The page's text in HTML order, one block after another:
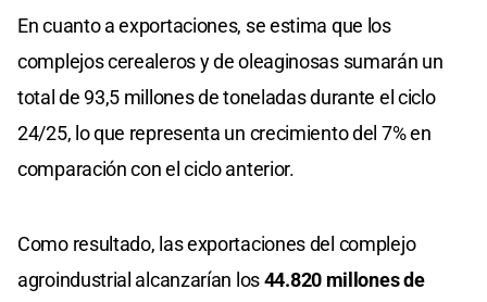
En cuanto a exportaciones, se estima que los
complejos cerealeros y de oleaginosas sumarán un
total de 93,5 millones de toneladas durante el ciclo
24/25, lo que representa un crecimiento del 7% en
comparación con el ciclo anterior.
Como resultado, las exportaciones del complejo
agroindustrial alcanzarían los44.820 millones de